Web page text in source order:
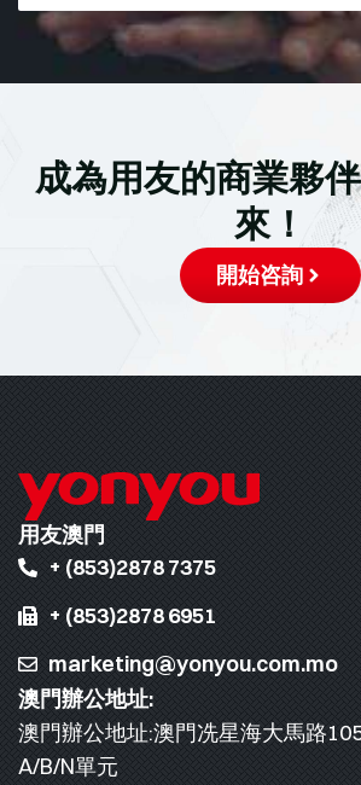
成為用友的商業夥
來！
開始咨詢
用友澳門
+ (853)2878 7375
+ (853)2878 6951
marketing@yonyou.com.mo
澳門辦公地址:
澳門辦公地址:澳門冼星海大馬路
A/B/N單元